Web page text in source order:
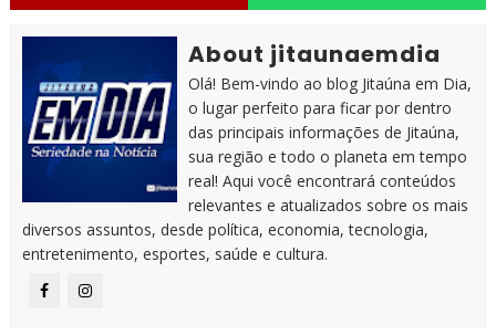
About jitaunaemdia
Olá! Bem-vindo ao blog Jitaúna em Dia,
o lugar perfeito para ficar por dentro
das principais informações de Jitaúna,
sua região e todo o planeta em tempo
real! Aqui você encontrará conteúdos
relevantes e atualizados sobre os mais
diversos assuntos, desde política, economia, tecnologia,
entretenimento, esportes, saúde e cultura.